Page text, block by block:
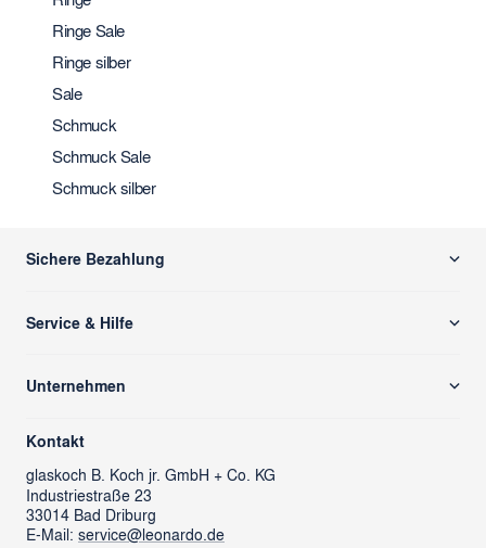
Ringe Sale
Ringe silber
Sale
Schmuck
Schmuck Sale
Schmuck silber
Sichere Bezahlung
Unternehmen
Über uns
LEONARDO News
Karriere
Service & Hilfe
Kontaktformular
Ansprechpartner & Presse
LEONARDO Firmengeschenke
FAQs
Kontakt
glaskoch B. Koch jr. GmbH + Co. KG
Industriestraße 23
33014 Bad Driburg
E-Mail: service@leonardo.de